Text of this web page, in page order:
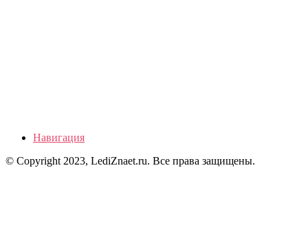
Навигация
© Copyright 2023, LediZnaet.ru. Все права защищены.